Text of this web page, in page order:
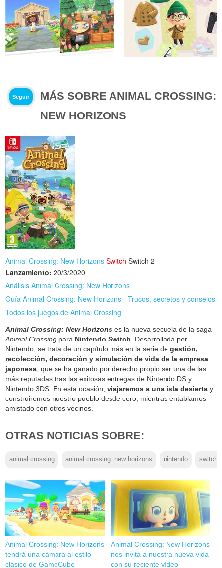
Seguir
MÁS SOBRE ANIMAL CROSSING:
NEW HORIZONS
Animal Crossing: New Horizons Switch Switch 2
Lanzamiento: 20/3/2020
Análisis Animal Crossing: New Horizons
Guía Animal Crossing: New Horizons - Trucos, secretos y consejos
Todos los juegos de Animal Crossing
Animal Crossing: New Horizons es la nueva secuela de la saga
Animal Crossing para Nintendo Switch. Desarrollada por
Nintendo, se trata de un capítulo más en la serie degestión,
recolección, decoración y simulación de vida de la empresa
japonesa, que se ha ganado por derecho propio ser una de las
más reputadas tras las exitosas entregas de Nintendo DS y
Nintendo 3DS. En esta ocasión,viajaremos a una isla desierta y
construiremos nuestro pueblo desde cero, mientras entablamos
amistado con otros vecinos.
OTRAS NOTICIAS SOBRE:
animal crossing animal crossing: new horizons nintendo switch
Animal Crossing: New Horizons
tendrá una cámara al estilo
clásico de GameCube
Animal Crossing: New Horizons
nos invita a nuestra nueva vida
con su reciente vídeo